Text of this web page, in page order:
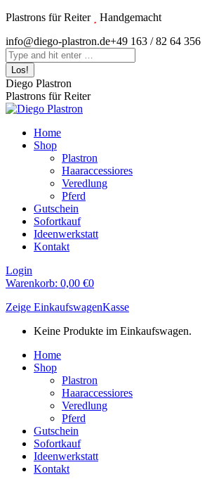
Zum
springen
Plastrons für Reiter
Handgemacht
Instagram
page
opens
in
new
window
info@diego-plastron.de+49 163 / 82 64 356
Search:
Diego Plastron
Plastrons für Reiter
Home
Shop
Plastron
Haaraccessiores
Veredlung
Pferd
Gutschein
Sofortkauf
Ideenwerkstatt
Kontakt
Login
Warenkorb: 0,00 €0
Zeige EinkaufswagenKasse
Keine Produkte im Einkaufswagen.
Home
Shop
Plastron
Haaraccessiores
Veredlung
Pferd
Gutschein
Sofortkauf
Ideenwerkstatt
Kontakt